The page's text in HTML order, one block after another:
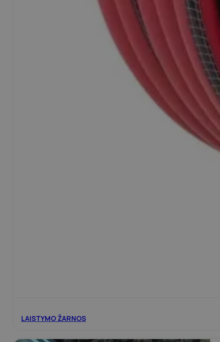
LAISTYMO ŽARNOS